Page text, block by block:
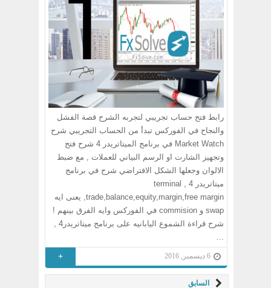
رابط فتح حساب تجريبي لتجربه الشرح قصة الفشل
والنجاح في الفوركس تبدأ من الحساب التجريبي شرح
Market Watch في برنامج الميتاتريدر 4 شرح فتح
وتجهيز الشارت او الرسم البياني للعملات , مع ضبط
الالوان وجعلها الشكل الافتراضي شرح في برنامج
ميتاتريدر 4 , terminal
,trade,balance,equity,margin,free margin يعنى ايه
swap و commision في الفوركس وايه الفرق بينهم !
شرح قراءة الشموع اليابانيه على برنامج ميتاتريدر4 ,
…
6 ديسمبر, 2016 +
السابق